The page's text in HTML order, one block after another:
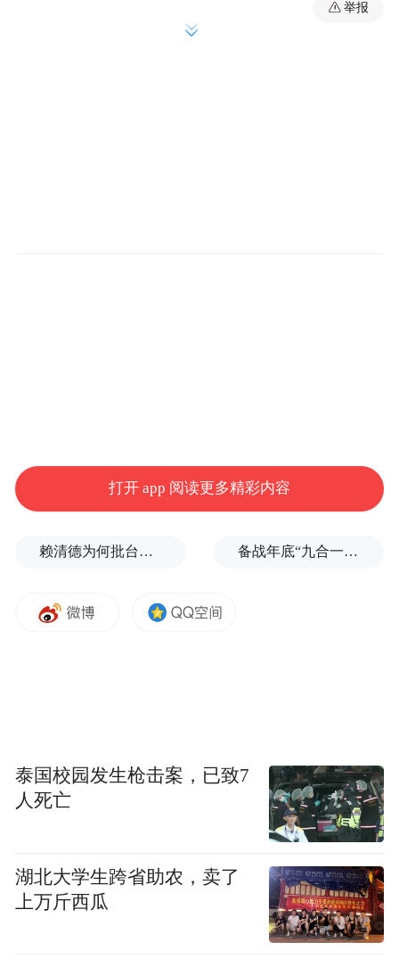
“红枣72变”全品类陈列直观呈现深加工实
力，零添加鲜制区的枣糕、养生浓浆贴合精
致生活需求；二楼打造茶室、非遗体验室、
多功能会议室等社交空间，兼顾商务洽谈、
亲子互动与文化传播，实现“消费+体验+社
交”的三维融合。这种场景重构，本质是对消
举报
打开 app 阅读更多精彩内容
赖清德为何批台中？岛内媒体人曝蔡英文让他压力大 备战年底“九合一”选举，国民党推出AI发言人“郑小文”
泰国校园发生枪击案，已致7
人死亡
湖北大学生跨省助农，卖了
上万斤西瓜